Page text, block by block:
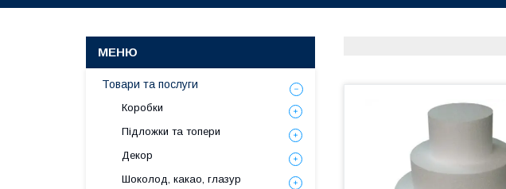
Товари та послуги
Коробки
Підложки та топери
Декор
Шоколод, какао, глазур